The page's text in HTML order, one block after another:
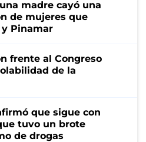
madre cayó una
de mujeres que
y Pinamar
frente al Congreso
de la
que sigue con
tuvo un brote
de drogas